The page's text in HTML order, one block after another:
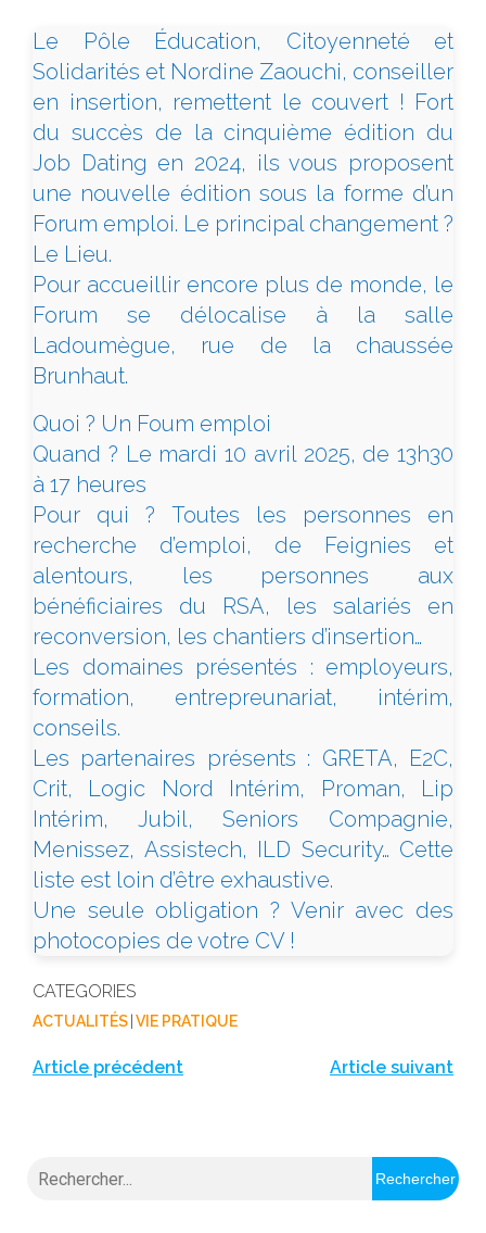
Le Pôle Éducation, Citoyenneté et
Solidarités et Nordine Zaouchi, conseiller
en insertion, remettent le couvert ! Fort
du succès de la cinquième édition du
Job Dating en 2024, ils vous proposent
une nouvelle édition sous la forme d’un
Forum emploi. Le principal changement ?
Le Lieu.
Pour accueillir encore plus de monde, le
Forum se délocalise à la salle
Ladoumègue, rue de la chaussée
Brunhaut.
Quoi ? Un Foum emploi
Quand ? Le mardi 10 avril 2025, de 13h30
à 17 heures
Pour qui ? Toutes les personnes en
recherche d’emploi, de Feignies et
alentours, les personnes aux
bénéficiaires du RSA, les salariés en
reconversion, les chantiers d’insertion…
Les domaines présentés : employeurs,
formation, entrepreunariat, intérim,
conseils.
Les partenaires présents : GRETA, E2C,
Crit, Logic Nord Intérim, Proman, Lip
Intérim, Jubil, Seniors Compagnie,
Menissez, Assistech, ILD Security… Cette
liste est loin d’être exhaustive.
Une seule obligation ? Venir avec des
photocopies de votre CV !
CATEGORIES
ACTUALITÉS VIE PRATIQUE
Article précédent Article suivant
Rechercher